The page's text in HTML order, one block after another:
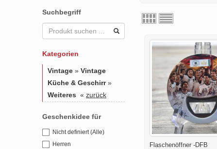
Suchbegriff
Kategorien
Vintage » Vintage
Küche & Geschirr»
Weiteres « zurück
Geschenkidee für
Nicht definiert (Alle)
Herren
Flaschenöffner -DFB